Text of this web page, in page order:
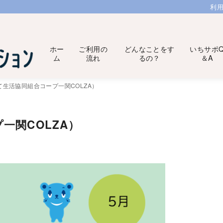
利
ホー
ム
ご利用の
流れ
どんなことをす
るの？
いちサポ
＆A
活協同組合コープ一関COLZA）
関COLZA）